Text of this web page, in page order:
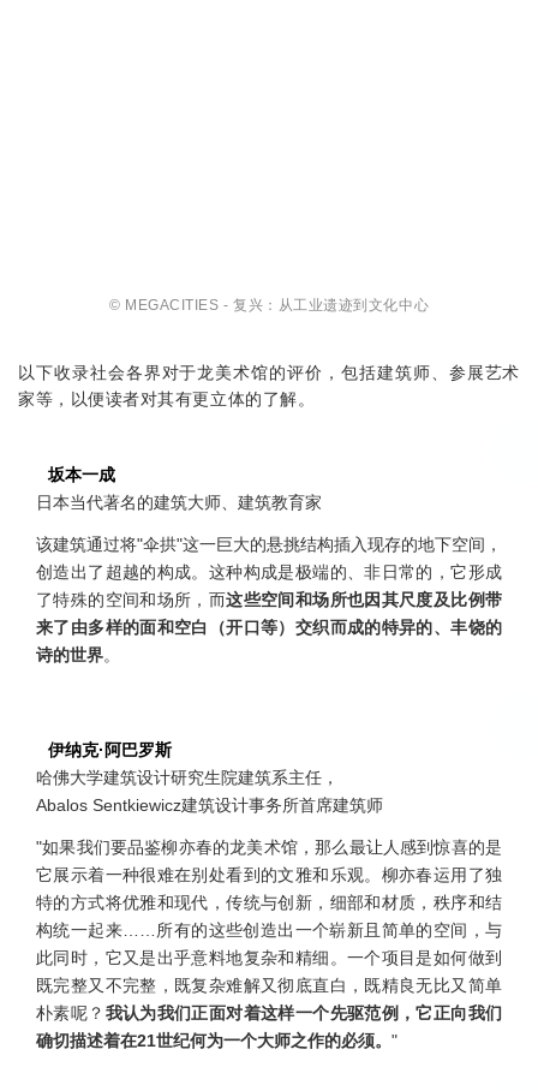
© MEGACITIES - 复兴： 从工业遗迹到文化中心
以下收录社会各界对于龙美术馆的评价，包括建筑师、参展艺术
家等，以便读者对其有更立体的了解。
坂本一成
日本当代著名的建筑大师、建筑教育家
该建筑通过将"伞拱"这一巨大的悬挑结构插入现存的地下空间，
创造出了超越的构成。这种构成是极端的、非日常的，它形成
了特殊的空间和场所，而这些空间和场所也因其尺度及比例带
来了由多样的面和空白（开口等）交织而成的特异的、丰饶的
诗的世界。
伊纳克·阿巴罗斯
哈佛大学建筑设计研究生院建筑系主任，
Abalos Sentkiewicz建筑设计事务所首席建筑师
"如果我们要品鉴柳亦春的龙美术馆，那么最让人感到惊喜的是
它展示着一种很难在别处看到的文雅和乐观。柳亦春运用了独
特的方式将优雅和现代，传统与创新，细部和材质，秩序和结
构统一起来……所有的这些创造出一个崭新且简单的空间，与
此同时，它又是出乎意料地复杂和精细。一个项目是如何做到
既完整又不完整，既复杂难解又彻底直白，既精良无比又简单
朴素呢？ 我认为我们正面对着这样一个先驱范例，它正向我们
确切描述着在21世纪何为一个大师之作的必须。 "